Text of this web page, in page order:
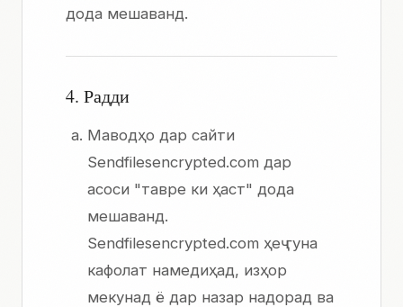
дода мешаванд.
4. Радди
Маводҳо дар сайти
Sendfilesencrypted.com дар
асоси "тавре ки ҳаст" дода
мешаванд.
Sendfilesencrypted.com ҳеҷ гуна
кафолат намедиҳад, изҳор
мекунад ё дар назар надорад ва